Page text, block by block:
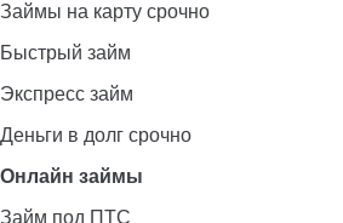
Займы на карту срочно
Быстрый займ
Экспресс займ
Деньги в долг срочно
Онлайн займы
Займ под ПТС